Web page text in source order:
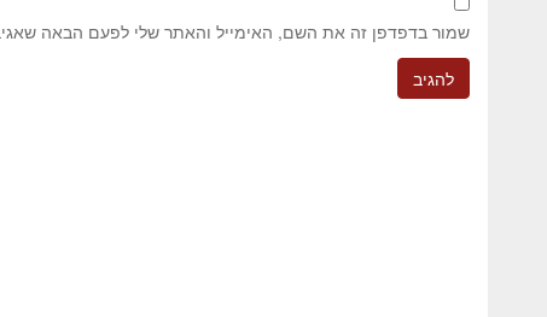
שמור בדפדפן זה את השם, האימייל והאתר שלי לפעם הבאה